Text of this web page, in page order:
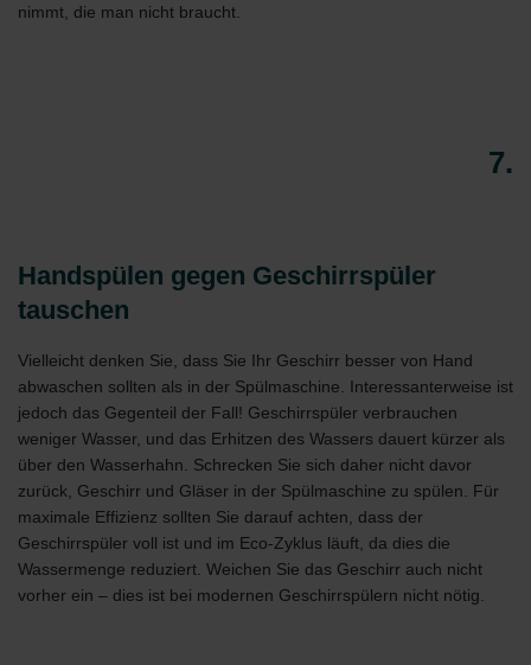
nimmt, die man nicht braucht.
7.
Handspülen gegen Geschirrspüler
tauschen
Vielleicht denken Sie, dass Sie Ihr Geschirr besser von Hand
abwaschen sollten als in der Spülmaschine. Interessanterweise ist
jedoch das Gegenteil der Fall! Geschirrspüler verbrauchen
weniger Wasser, und das Erhitzen des Wassers dauert kürzer als
über den Wasserhahn. Schrecken Sie sich daher nicht davor
zurück, Geschirr und Gläser in der Spülmaschine zu spülen. Für
maximale Effizienz sollten Sie darauf achten, dass der
Geschirrspüler voll ist und im Eco-Zyklus läuft, da dies die
Wassermenge reduziert. Weichen Sie das Geschirr auch nicht
vorher ein – dies ist bei modernen Geschirrspülern nicht nötig.